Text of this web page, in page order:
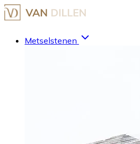
Metselstenen